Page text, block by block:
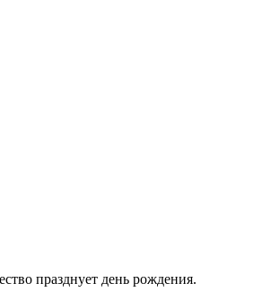
празднует день рождения.